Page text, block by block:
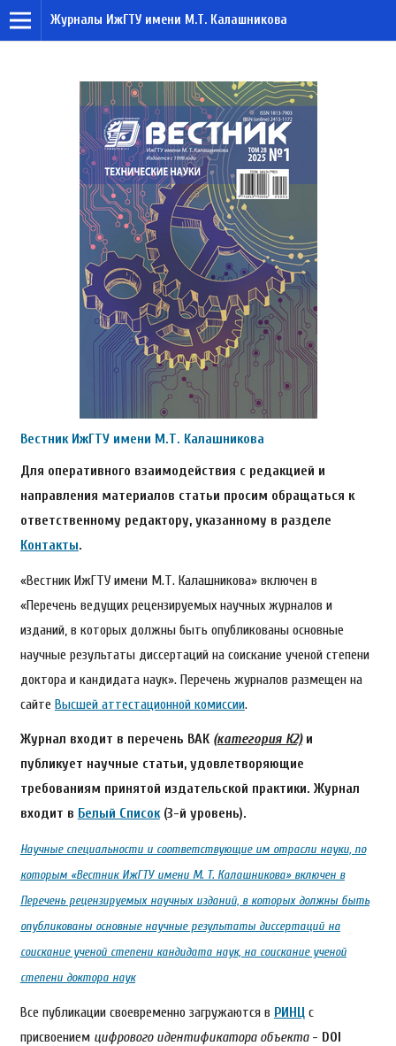
Журналы ИжГТУ имени М.Т. Калашникова
Вестник ИжГТУ имени М.Т. Калашникова
Для оперативного взаимодействия с редакцией и
направления материалов статьи просим обращаться к
ответственному редактору, указанному в разделе
Контакты.
«Вестник ИжГТУ имени М.Т. Калашникова» включен в
«Перечень ведущих рецензируемых научных журналов и
изданий, в которых должны быть опубликованы основные
научные результаты диссертаций на соискание ученой степени
доктора и кандидата наук». Перечень журналов размещен на
сайте Высшей аттестационной комиссии.
Журнал входит в перечень ВАК (категория К2)и
публикует научные статьи, удовлетворяющие
требованиям принятой издательской практики. Журнал
входит в Белый Список(3-й уровень).
Научные специальности и соответствующие им отрасли науки, по
которым «Вестник ИжГТУ имени М. Т. Калашникова» включен в
Перечень рецензируемых научных изданий, в которых должны быть
опубликованы основные научные результаты диссертаций на
соискание ученой степени кандидата наук, на соискание ученой
степени доктора наук
Все публикации своевременно загружаются в РИНЦс
присвоением цифрового идентификатора объекта - DOI